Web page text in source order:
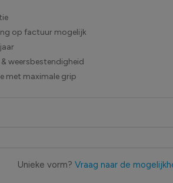
op factuur mogelijk
weersbestendigheid
met maximale grip
Unieke vorm? Vraag naar de